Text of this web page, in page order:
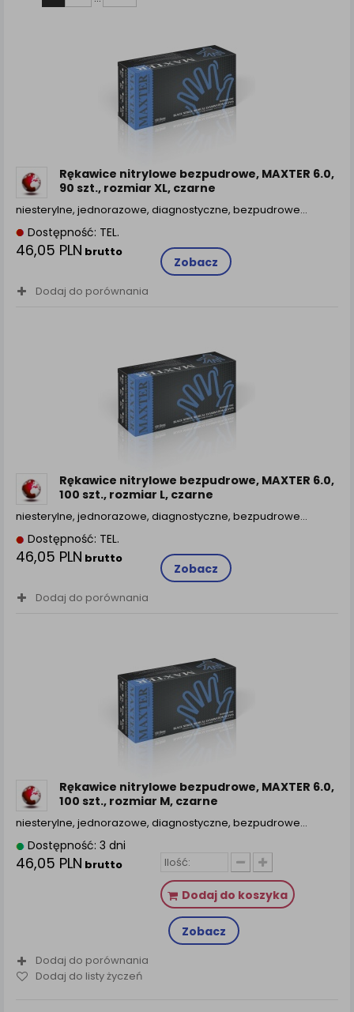
Rękawice nitrylowe bezpudrowe, MAXTER 6.0,
90 szt., rozmiar XL, czarne
niesterylne, jednorazowe, diagnostyczne, bezpudrowe…
Dostępność: TEL.
46,05 PLN brutto
Zobacz
Dodaj do porównania
Rękawice nitrylowe bezpudrowe, MAXTER 6.0,
100 szt., rozmiar L, czarne
niesterylne, jednorazowe, diagnostyczne, bezpudrowe…
Dostępność: TEL.
46,05 PLN brutto
Zobacz
Dodaj do porównania
Rękawice nitrylowe bezpudrowe, MAXTER 6.0,
100 szt., rozmiar M, czarne
niesterylne, jednorazowe, diagnostyczne, bezpudrowe…
Dostępność: 3 dni
46,05 PLN brutto
Dodaj do koszyka
Zobacz
Dodaj do porównania
Dodaj do listy życzeń
zamówienia na Państwa email lub wyświetlenie
wcześniejsza zgoda której udzieliliście podczas
zakładania konta.
Każda Państwa zgoda jest dobrowolna i można ją w
dowolnym momencie wycofać.
Polityka prywatności (rozwiń)
Lista Zaufanych Partnerów (rozwiń)